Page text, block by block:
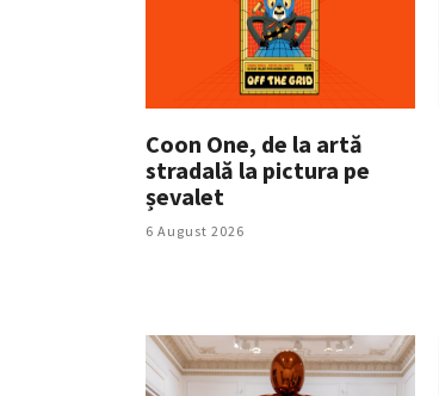
Coon One, de la artă
stradală la pictura pe
șevalet
6 August 2026